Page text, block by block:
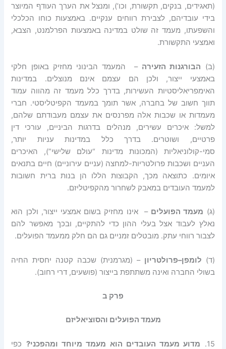
(תאגידים, בנקים, תקשורת, וכו’), ומנצל את הערך העודף המיוצר
בידי עובדיהם, לצבירת רווחים ענקיים. באמצעות כוחו הכלכלי
והשפעתו, מעמד זה שולט במדינה באמצעות הפרלמנט, הצבא,
ואמצעי התקשורת.
(ב) הבורגנות הזעירה – המעמד הבינוני מחזיק באופן חלקי
באמצעי ייצור, ולכן הם עצמם אינם מנוצלים. במדינות
האימפריאליסטיות העשירות, בדרך כלל מעמד זה מהווה עמוד
תווך חשוב של בחברה, אשר תומך במעמד הקפיטליסטי. חברי
מעמדות או שכבות אלה מפרנסים את עצמם מעבודתם שלהם,
למשל: איכרים עשירים, מנהלים בדרגות הביניים, עורכי דין
פרטיים, ושוטרים. בדרך כלל במדינות עניות יותר,
סמי-קולוניאליות (המכונות מדינות “עולם שלישי”), האיכרים
העניים ושכבות פרולטריות-למחצה (עניים עירוניים) חיים בתנאים
איומים. כתוצאה מכך, הקבוצות הללו הן בנות ברית חשובות
למעמד העובדים במאבק לשחרור מהקפיטליזם.
(ג) מעמד הפועלים – אינו מחזיק בשום אמצעי ייצור, ולכן הוא
נאלץ לעבוד אצל בעלי ההון כדי להתקיים, ובכך מאפשר להם
לצבור רווחי עתק. מובטלים זמניים גם הם חלק ממעמד הפועלים.
(ד) לומפן–פרולטריון – (מגרמנית) שכבה קטנה יחסית החיה
בשולי החברה ואינה משתתפת בייצור (פושעים, דרי רחוב).
פרק ב
מעמד הפועלים והסוציאליזם
15. מדוע מעמד העובדים הוא מעמד מיוחד ומהפכני? כפי